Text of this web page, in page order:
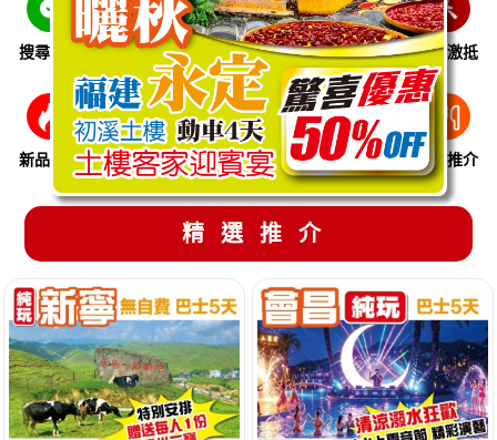
搜尋線路 跨省巴士 即時特惠 休閒娛樂 會員激抵
新品推介 季節限定 溫泉養生 買一送一 美食推介
精選推介